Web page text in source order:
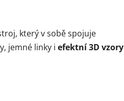
který v sobě spojuje
jemné linky i efektní 3D vzory